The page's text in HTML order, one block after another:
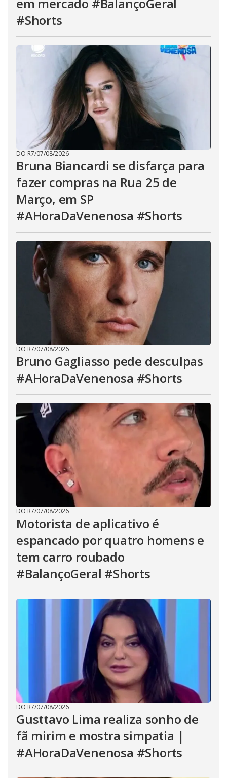
#Shorts
DO R7/07/08/2026
Bruna Biancardi se disfarça para
fazer compras na Rua 25 de
Março, em SP
#AHoraDaVenenosa #Shorts
DO R7/07/08/2026
Bruno Gagliasso pede desculpas
#AHoraDaVenenosa #Shorts
DO R7/07/08/2026
Motorista de aplicativo é
espancado por quatro homens e
tem carro roubado
#BalançoGeral #Shorts
DO R7/07/08/2026
Gusttavo Lima realiza sonho de
fã mirim e mostra simpatia |
#AHoraDaVenenosa #Shorts